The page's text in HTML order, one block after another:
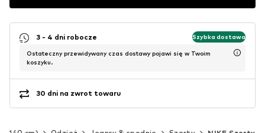
3 - 4 dni robocze Szybka dostawa
Ostateczny przewidywany czas dostawy pojawi się w Twoim
koszyku.
30 dni na zwrot towaru